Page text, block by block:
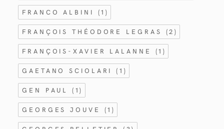
FRANCO ALBINI (1)
FRANÇOIS THÉODORE LEGRAS (2)
FRANÇOIS-XAVIER LALANNE (1)
GAETANO SCIOLARI(1)
GEN PAUL(1)
GEORGES JOUVE (1)